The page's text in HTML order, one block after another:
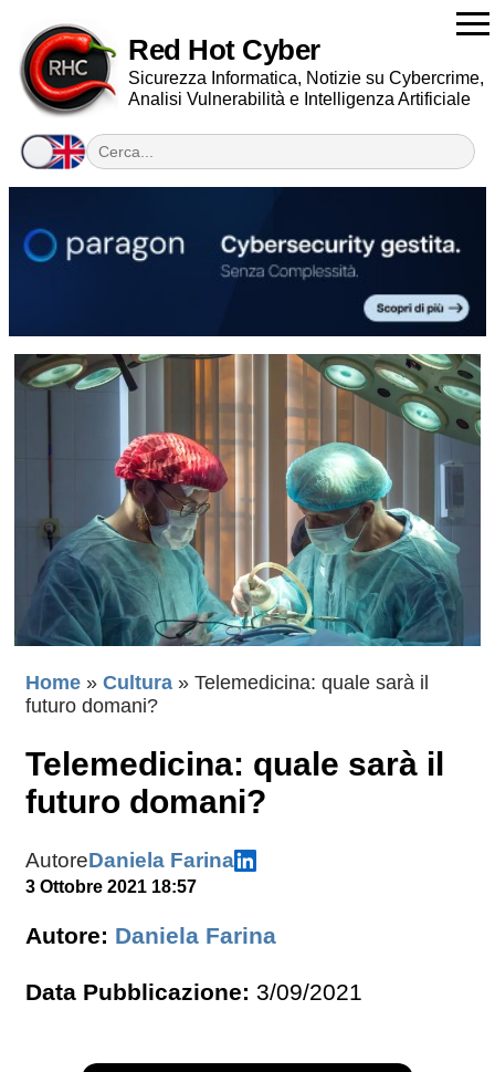
Red Hot Cyber
Sicurezza Informatica, Notizie su Cybercrime,
Analisi Vulnerabilità e Intelligenza Artificiale
Home » Cultura » Telemedicina: quale sarà il
futuro domani?
Telemedicina: quale sarà il
futuro domani?
AutoreDaniela Farina
3 Ottobre 2021 18:57
Autore: Daniela Farina
Data Pubblicazione: 3/09/2021